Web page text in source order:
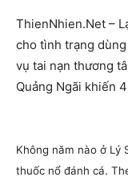
ThienNhien.Net –
cho tình trạng
vụ tai nạn thương
Quảng Ngãi khiến
Không năm nào ở Lý
thuốc nổ đánh cá.